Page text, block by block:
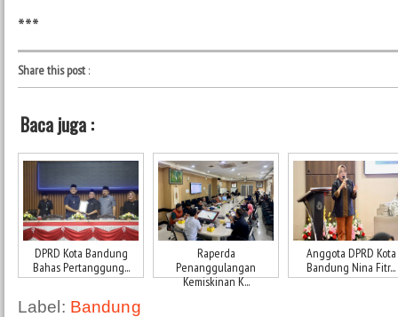
***
Share this post:
Baca juga :
DPRD Kota Bandung
Bahas Pertanggung...
Raperda
Penanggulangan
Kemiskinan K...
Anggota DPRD Kota
Bandung Nina Fitr...
Label: Bandung